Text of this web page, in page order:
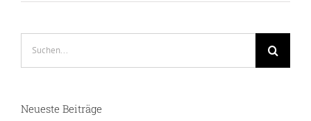
Neueste Beiträge